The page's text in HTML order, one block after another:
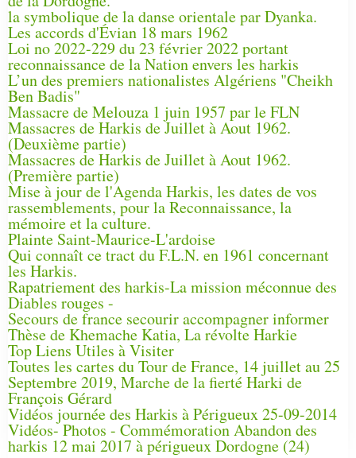
la symbolique de la danse orientale par Dyanka.
Les accords d'Évian 18 mars 1962
Loi no 2022-229 du 23 février 2022 portant
reconnaissance de la Nation envers les harkis
L’un des premiers nationalistes Algériens "Cheikh
Ben Badis"
Massacre de Melouza 1 juin 1957 par le FLN
Massacres de Harkis de Juillet à Aout 1962.
(Deuxième partie)
Massacres de Harkis de Juillet à Aout 1962.
(Première partie)
Mise à jour de l'Agenda Harkis, les dates de vos
rassemblements, pour la Reconnaissance, la
mémoire et la culture.
Plainte Saint-Maurice-L'ardoise
Qui connaît ce tract du F.L.N. en 1961 concernant
les Harkis.
Rapatriement des harkis-La mission méconnue des
Diables rouges -
Secours de france secourir accompagner informer
Thèse de Khemache Katia, La révolte Harkie
Top Liens Utiles à Visiter
Toutes les cartes du Tour de France, 14 juillet au 25
Septembre 2019, Marche de la fierté Harki de
François Gérard
Vidéos journée des Harkis à Périgueux 25-09-2014
Vidéos- Photos - Commémoration Abandon des
harkis 12 mai 2017 à périgueux Dordogne (24)